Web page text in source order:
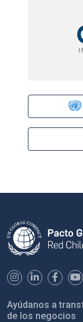
Ayúdanos a
de los negocios